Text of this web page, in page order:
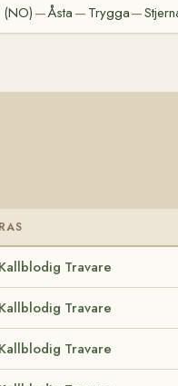
—Åsta — Trygga—
RAS
Kallblodig Travare
Kallblodig Travare
Kallblodig Travare